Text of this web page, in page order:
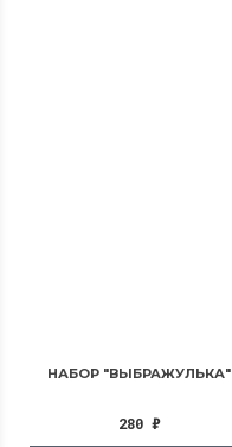
НАБОР "ВЫБРАЖУЛЬКА"
280 ₽